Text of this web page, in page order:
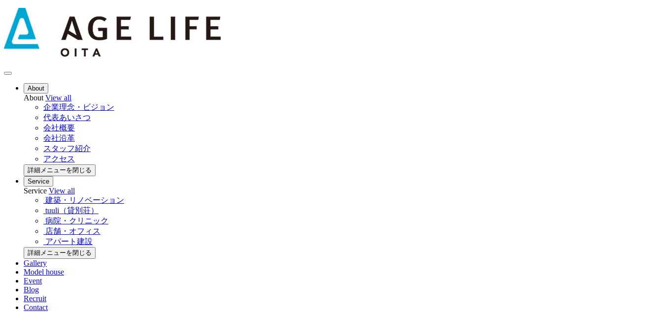
About
About View all
企業理念・ビジョン
代表あいさつ
会社概要
会社沿革
スタッフ紹介
アクセス
詳細メニューを閉じる
Service
Service View all
建築・リノベーション
tuuli（貸別荘）
病院・クリニック
店舗・オフィス
アパート建設
詳細メニューを閉じる
Gallery
Model house
Event
Blog
Recruit
Contact